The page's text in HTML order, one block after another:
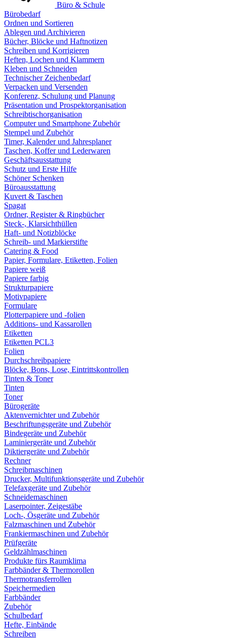
Büro & Schule
Bürobedarf
Ordnen und Sortieren
Ablegen und Archivieren
Bücher, Blöcke und Haftnotizen
Schreiben und Korrigieren
Heften, Lochen und Klammern
Kleben und Schneiden
Technischer Zeichenbedarf
Verpacken und Versenden
Konferenz, Schulung und Planung
Präsentation und Prospektorganisation
Schreibtischorganisation
Computer und Smartphone Zubehör
Stempel und Zubehör
Timer, Kalender und Jahresplaner
Taschen, Koffer und Lederwaren
Geschäftsausstattung
Schutz und Erste Hilfe
Schöner Schenken
Büroausstattung
Kuvert & Taschen
Spagat
Ordner, Register & Ringbücher
Steck-, Klarsichthüllen
Haft- und Notizblöcke
Schreib- und Markierstifte
Catering & Food
Papier, Formulare, Etiketten, Folien
Papiere weiß
Papiere farbig
Strukturpapiere
Motivpapiere
Formulare
Plotterpapiere und -folien
Additions- und Kassarollen
Etiketten
Etiketten PCL3
Folien
Durchschreibpapiere
Blöcke, Bons, Lose, Eintrittskontrollen
Tinten & Toner
Tinten
Toner
Bürogeräte
Aktenvernichter und Zubehör
Beschriftungsgeräte und Zubehör
Bindegeräte und Zubehör
Laminiergeräte und Zubehör
Diktiergeräte und Zubehör
Rechner
Schreibmaschinen
Drucker, Multifunktionsgeräte und Zubehör
Telefaxgeräte und Zubehör
Schneidemaschinen
Laserpointer, Zeigestäbe
Loch-, Ösgeräte und Zubehör
Falzmaschinen und Zubehör
Frankiermaschinen und Zubehör
Prüfgeräte
Geldzählmaschinen
Produkte fürs Raumklima
Farbbänder & Thermorollen
Thermotransferrollen
Speichermedien
Farbbänder
Zubehör
Schulbedarf
Hefte, Einbände
Schreiben